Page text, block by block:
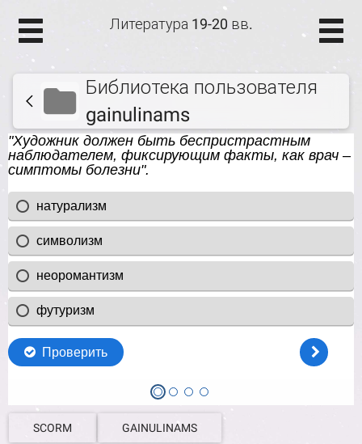
Литература 19-20 вв.
Библиотека пользователя
gainulinams
SCORM GAINULINAMS